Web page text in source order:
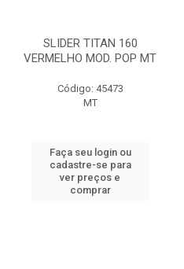
SLIDER TITAN 160
VERMELHO MOD. POP MT
Código: 45473
MT
Faça seu login ou
cadastre-se para
ver preços e
comprar